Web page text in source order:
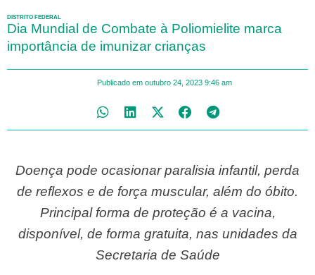
DISTRITO FEDERAL
Dia Mundial de Combate à Poliomielite marca
importância de imunizar crianças
Publicado em outubro 24, 2023 9:46 am
Doença pode ocasionar paralisia infantil, perda
de reflexos e de força muscular, além do óbito.
Principal forma de proteção é a vacina,
disponível, de forma gratuita, nas unidades da
Secretaria de Saúde